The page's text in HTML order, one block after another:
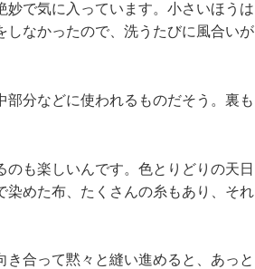
で気に入っています。小さいほうは
しなかったので、洗うたびに風合いが
部分などに使われるものだそう。裏も
も楽しいんです。色とりどりの天日
めた布、たくさんの糸もあり、それ
合って黙々と縫い進めると、あっと